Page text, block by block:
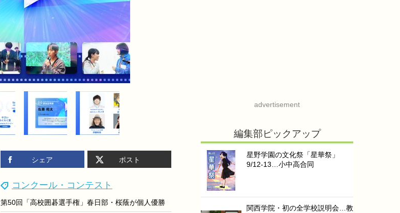
シェア ポスト
コンクール・コンテスト
第50回「高校囲碁選手権」春日部・桜蔭が個人優勝
advertisement
編集部ピックアップ
星野学園の文化祭「星華祭」
9/12-13…小中高合同
関西学院・初の全学校説明会…教